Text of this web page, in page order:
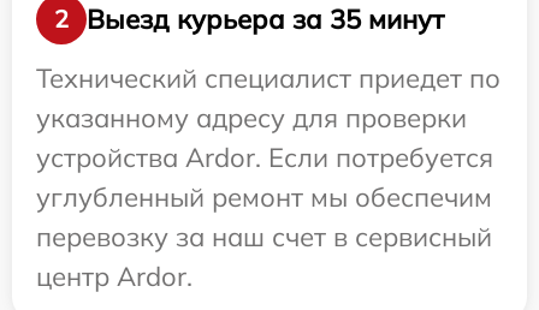
2
Выезд курьера за 35 минут
Технический специалист приедет по
указанному адресу для проверки
устройства Ardor. Если потребуется
углубленный ремонт мы обеспечим
перевозку за наш счет в сервисный
центр Ardor.